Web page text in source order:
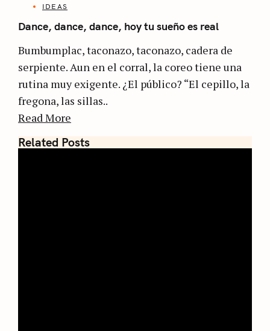
IDEAS
Dance, dance, dance, hoy tu sueño es real
Bumbumplac, taconazo, taconazo, cadera de
serpiente. Aun en el corral, la coreo tiene una
rutina muy exigente. ¿El público? “El cepillo, la
fregona, las sillas..
Read More
Related Posts